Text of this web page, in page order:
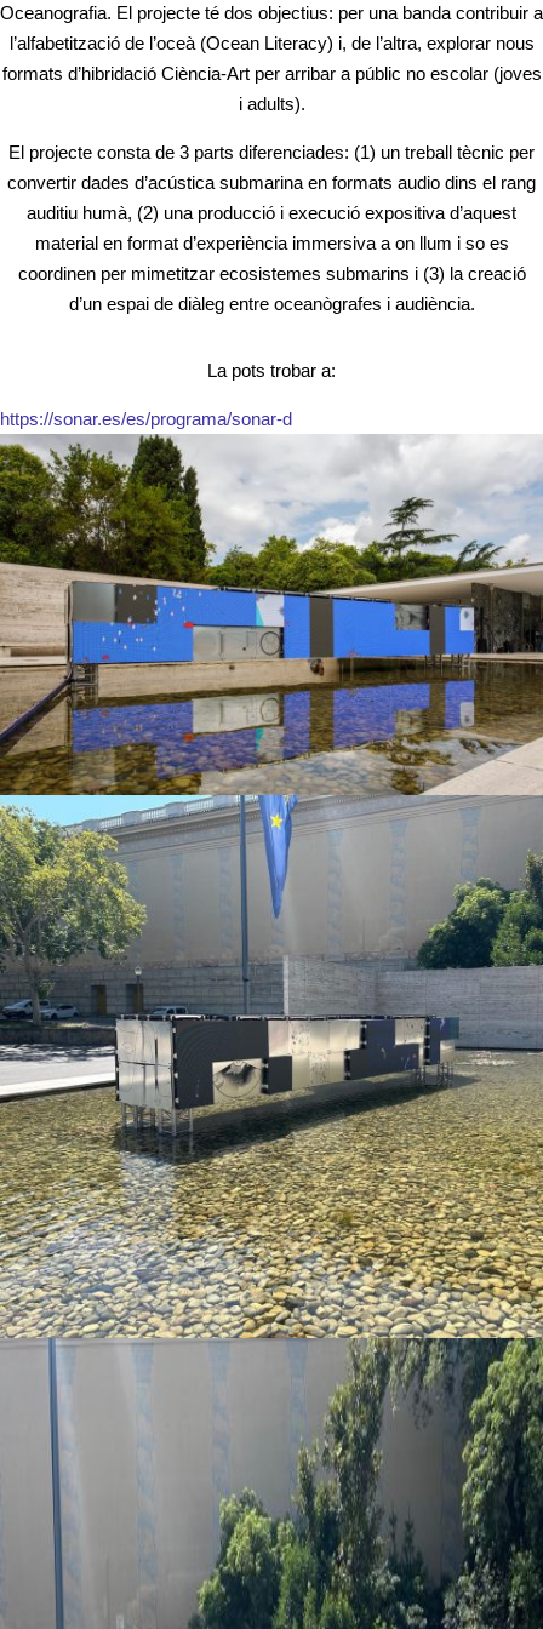
Oceanografia. El projecte té dos objectius: per una banda contribuir a
l’alfabetització de l’oceà (Ocean Literacy) i, de l’altra, explorar nous
formats d’hibridació Ciència-Art per arribar a públic no escolar (joves
i adults).
El projecte consta de 3 parts diferenciades: (1) un treball tècnic per
convertir dades d’acústica submarina en formats audio dins el rang
auditiu humà, (2) una producció i execució expositiva d’aquest
material en format d’experiència immersiva a on llum i so es
coordinen per mimetitzar ecosistemes submarins i (3) la creació
d’un espai de diàleg entre oceanògrafes i audiència.
La pots trobar a:
https://sonar.es/es/programa/sonar-d